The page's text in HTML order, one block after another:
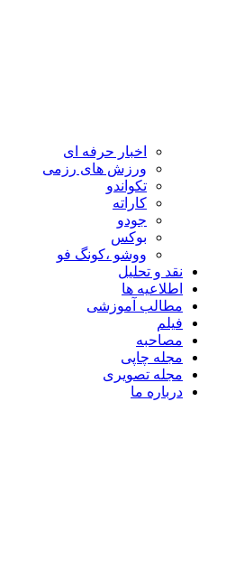
اخبار حرفه ای
ورزش های رزمی
تکواندو
کاراته
جودو
بوکس
ووشو ،کونگ فو
نقد و تحلیل
اطلاعیه ها
مطالب آموزشی
فیلم
مصاحبه
مجله چاپی
مجله تصویری
درباره ما